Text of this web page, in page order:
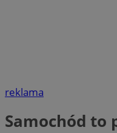
reklama
Samochód to